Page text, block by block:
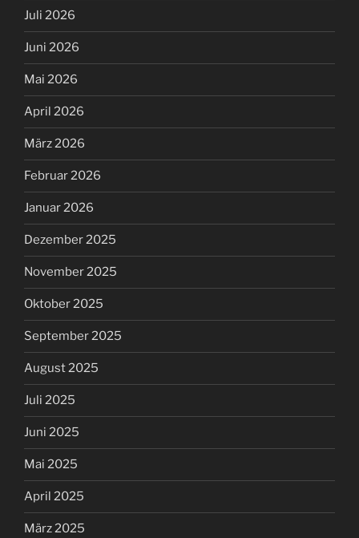
Juli 2026
Juni 2026
Mai 2026
April 2026
März 2026
Februar 2026
Januar 2026
Dezember 2025
November 2025
Oktober 2025
September 2025
August 2025
Juli 2025
Juni 2025
Mai 2025
April 2025
März 2025